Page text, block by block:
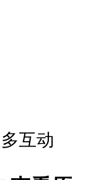
互动